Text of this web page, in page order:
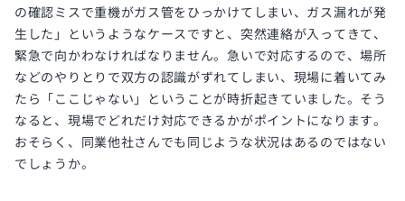
の確認ミスで重機がガス管をひっかけてしまい、ガス漏れが発
生した」というようなケースですと、突然連絡が入ってきて、
緊急で向かわなければなりません。急いで対応するので、場所
などのやりとりで双方の認識がずれてしまい、現場に着いてみ
たら「ここじゃない」ということが時折起きていました。そう
なると、現場でどれだけ対応できるかがポイントになります。
おそらく、同業他社さんでも同じような状況はあるのではない
でしょうか。